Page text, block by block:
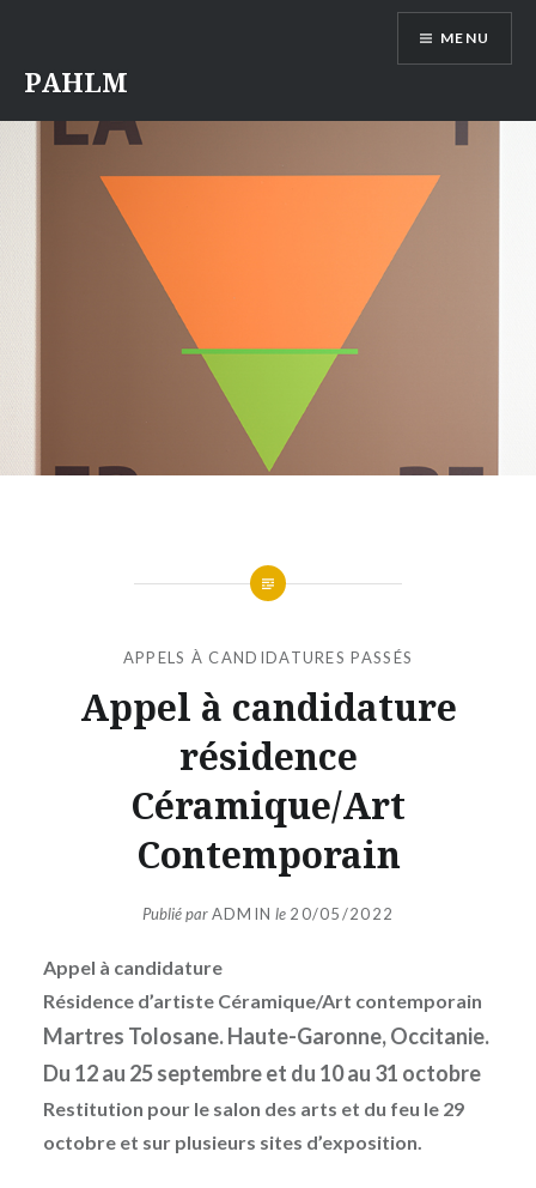
contenu
PAHLM
MENU
APPELS À CANDIDATURES PASSÉS
Appel à candidature
résidence
Céramique/Art
Contemporain
Publié parADMIN le 20/05/2022
Appel à candidature
Résidence d’artiste Céramique/Art contemporain
Martres Tolosane. Haute-Garonne, Occitanie.
Du 12 au 25 septembre et du 10 au 31 octobre
Restitution pour le salon des arts et du feu le 29
octobre et sur plusieurs sites d’exposition.